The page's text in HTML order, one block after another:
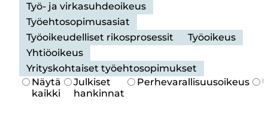
Työ- ja virkasuhdeoikeus
Työehtosopimusasiat
Työoikeudelliset rikosprosessit
Työoikeus
Yhtiöoikeus
Yrityskohtaiset työehtosopimukset
Näytä
kaikki
Julkiset
hankinnat
Perhevarallisuusoikeus